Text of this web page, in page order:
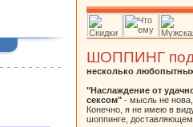
ШОППИНГ
несколько
"Наслаждение от
сексом" - мысль не
Конечно, я не имею в
шоппинге,